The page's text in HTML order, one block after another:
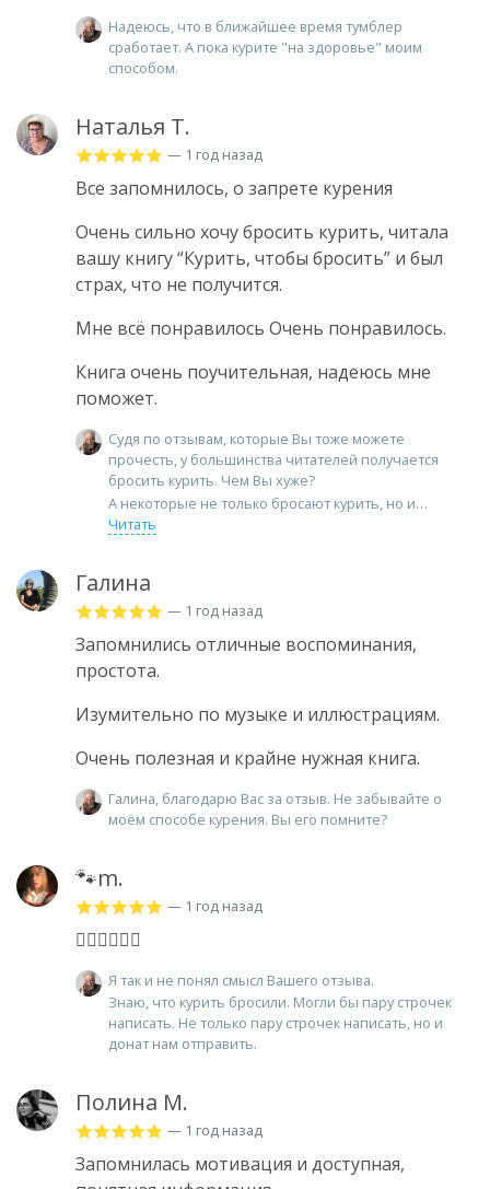
Надеюсь, что в ближайшее время тумблер
сработает. А пока курите "на здоровье" моим
способом.
Наталья Т.
— 1 год назад
Все запомнилось, о запрете курения
Очень сильно хочу бросить курить, читала
вашу книгу “Курить, чтобы бросить” и был
страх, что не получится.
Мне всё понравилось Очень понравилось.
Книга очень поучительная, надеюсь мне
поможет.
Судя по отзывам, которые Вы тоже можете
прочесть, у большинства читателей получается
бросить курить. Чем Вы хуже?
А некоторые не только бросают курить, но и
Читать
Галина
— 1 год назад
Запомнились отличные воспоминания,
простота.
Изумительно по музыке и иллюстрациям.
Очень полезная и крайне нужная книга.
Галина, благодарю Вас за отзыв. Не забывайте о
моём способе курения. Вы его помните?
🐾m.
— 1 год назад
👍🏽👍🏽👍🏽
Я так и не понял смысл Вашего отзыва.
Знаю, что курить бросили. Могли бы пару строчек
написать. Не только пару строчек написать, но и
донат нам отправить.
Полина М.
— 1 год назад
Запомнилась мотивация и доступная,